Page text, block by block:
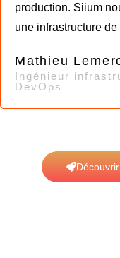
production. Siium
une infrastructure
Mathieu
Ingénieur
DevOps